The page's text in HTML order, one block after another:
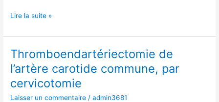
cervicotomie
Lire la suite »
Thromboendartériectomie de
l’artère carotide commune, par
cervicotomie
Laisser un commentaire /admin3681
Thromboendartériectomie
de
l’artère
carotide
commune,